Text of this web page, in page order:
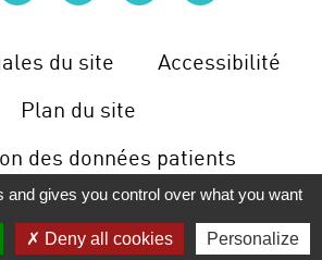
du site
Accessibilité
Plan du site
des données patients
les cookies
and gives you control over what you want
Deny all cookies
Personalize